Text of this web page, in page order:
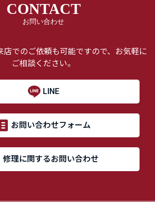
CONTACT
お問い合わせ
店でのご依頼も可能ですので、お気軽に
ご相談ください。
LINE
お問い合わせフォーム
修理に関するお問い合わせ